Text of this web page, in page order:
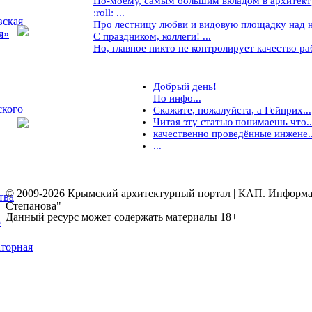
:roll: ...
Про лестницу любви и видовую площадку над
С праздником, коллеги! ...
Но, главное никто не контролирует качество
Добрый день!
По инфо...
Скажите, пожалуйста, а Гейнрих...
Читая эту статью понимаешь
качественно проведённые
...
© 2009-2026 Крымский архитектурный портал | КАП.
Степанова"
Данный ресурс может содержать материалы 18+